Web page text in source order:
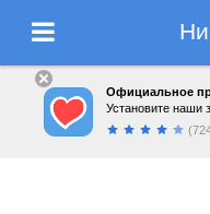
Официальное
Установите наши